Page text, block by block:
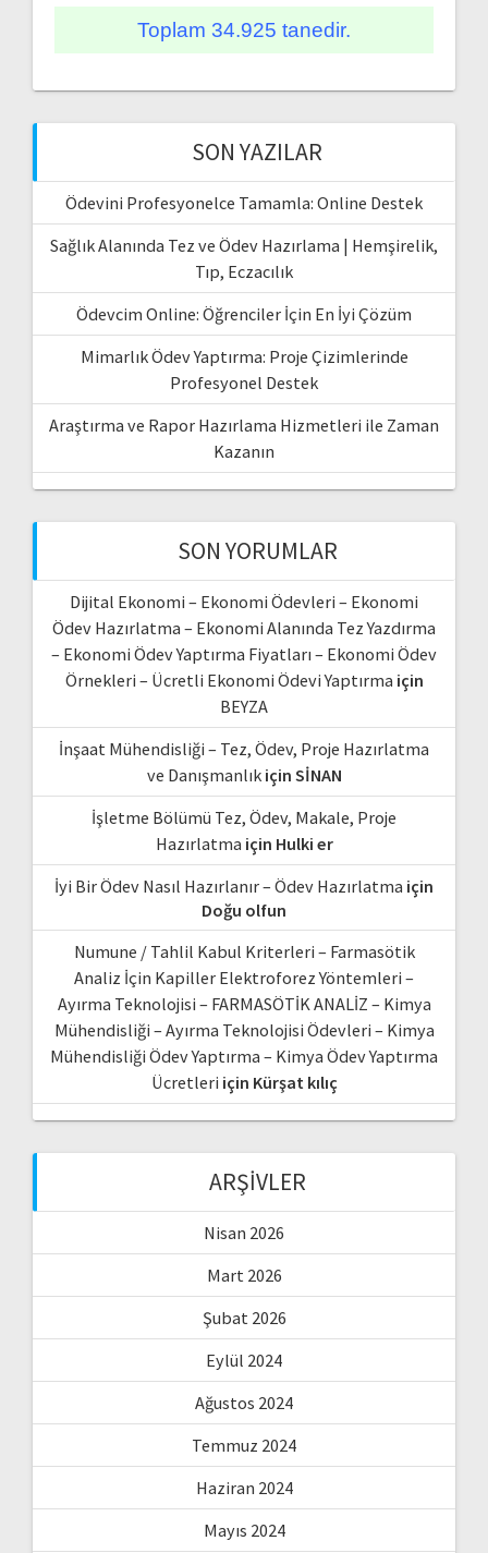
Toplam 34.925 tanedir.
SON YAZILAR
Ödevini Profesyonelce Tamamla: Online Destek
Sağlık Alanında Tez ve Ödev Hazırlama | Hemşirelik,
Tıp, Eczacılık
Ödevcim Online: Öğrenciler İçin En İyi Çözüm
Mimarlık Ödev Yaptırma: Proje Çizimlerinde
Profesyonel Destek
Araştırma ve Rapor Hazırlama Hizmetleri ile Zaman
Kazanın
SON YORUMLAR
Dijital Ekonomi – Ekonomi Ödevleri – Ekonomi
Ödev Hazırlatma – Ekonomi Alanında Tez Yazdırma
– Ekonomi Ödev Yaptırma Fiyatları – Ekonomi Ödev
Örnekleri – Ücretli Ekonomi Ödevi Yaptırma için
BEYZA
İnşaat Mühendisliği – Tez, Ödev, Proje Hazırlatma
ve Danışmanlıkiçin SİNAN
İşletme Bölümü Tez, Ödev, Makale, Proje
Hazırlatma için Hulki er
İyi Bir Ödev Nasıl Hazırlanır – Ödev Hazırlatma için
Doğu olfun
Numune / Tahlil Kabul Kriterleri – Farmasötik
Analiz İçin Kapiller Elektroforez Yöntemleri –
Ayırma Teknolojisi – FARMASÖTİK ANALİZ – Kimya
Mühendisliği – Ayırma Teknolojisi Ödevleri – Kimya
Mühendisliği Ödev Yaptırma – Kimya Ödev Yaptırma
Ücretleri için Kürşat kılıç
ARŞIVLER
Nisan 2026
Mart 2026
Şubat 2026
Eylül 2024
Ağustos 2024
Temmuz 2024
Haziran 2024
Mayıs 2024